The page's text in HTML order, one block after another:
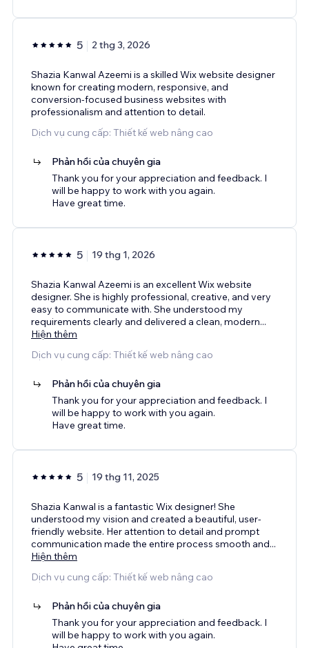
5 2 thg 3, 2026
Shazia Kanwal Azeemi is a skilled Wix website designer
known for creating modern, responsive, and
conversion-focused business websites with
professionalism and attention to detail.
Dịch vụ cung cấp: Thiết kế web nâng cao
Phản hồi của chuyên gia
Thank you for your appreciation and feedback. I
will be happy to work with you again.
Have great time.
5 19 thg 1, 2026
Shazia Kanwal Azeemi is an excellent Wix website
designer. She is highly professional, creative, and very
easy to communicate with. She understood my
requirements clearly and delivered a clean, modern...
Hiện thêm
Dịch vụ cung cấp: Thiết kế web nâng cao
Phản hồi của chuyên gia
Thank you for your appreciation and feedback. I
will be happy to work with you again.
Have great time.
5 19 thg 11, 2025
Shazia Kanwal is a fantastic Wix designer! She
understood my vision and created a beautiful, user-
friendly website. Her attention to detail and prompt
communication made the entire process smooth and...
Hiện thêm
Dịch vụ cung cấp: Thiết kế web nâng cao
Phản hồi của chuyên gia
Thank you for your appreciation and feedback. I
will be happy to work with you again.